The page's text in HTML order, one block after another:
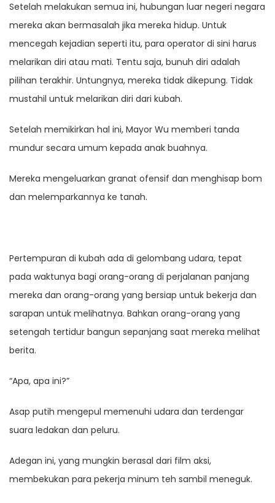
Setelah melakukan semua ini, hubungan luar negeri negara
mereka akan bermasalah jika mereka hidup. Untuk
mencegah kejadian seperti itu, para operator di sini harus
melarikan diri atau mati. Tentu saja, bunuh diri adalah
pilihan terakhir. Untungnya, mereka tidak dikepung. Tidak
mustahil untuk melarikan diri dari kubah.
Setelah memikirkan hal ini, Mayor Wu memberi tanda
mundur secara umum kepada anak buahnya.
Mereka mengeluarkan granat ofensif dan menghisap bom
dan melemparkannya ke tanah.
Pertempuran di kubah ada di gelombang udara, tepat
pada waktunya bagi orang-orang di perjalanan panjang
mereka dan orang-orang yang bersiap untuk bekerja dan
sarapan untuk melihatnya. Bahkan orang-orang yang
setengah tertidur bangun sepanjang saat mereka melihat
berita.
“Apa, apa ini?”
Asap putih mengepul memenuhi udara dan terdengar
suara ledakan dan peluru.
Adegan ini, yang mungkin berasal dari film aksi,
membekukan para pekerja minum teh sambil meneguk.